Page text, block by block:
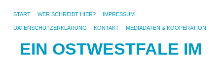
START WER SCHREIBT HIER? IMPRESSUM
DATENSCHUTZERKLÄRUNG KONTAKT MEDIADATEN & KOOPERATION
EIN OSTWESTFALE IM